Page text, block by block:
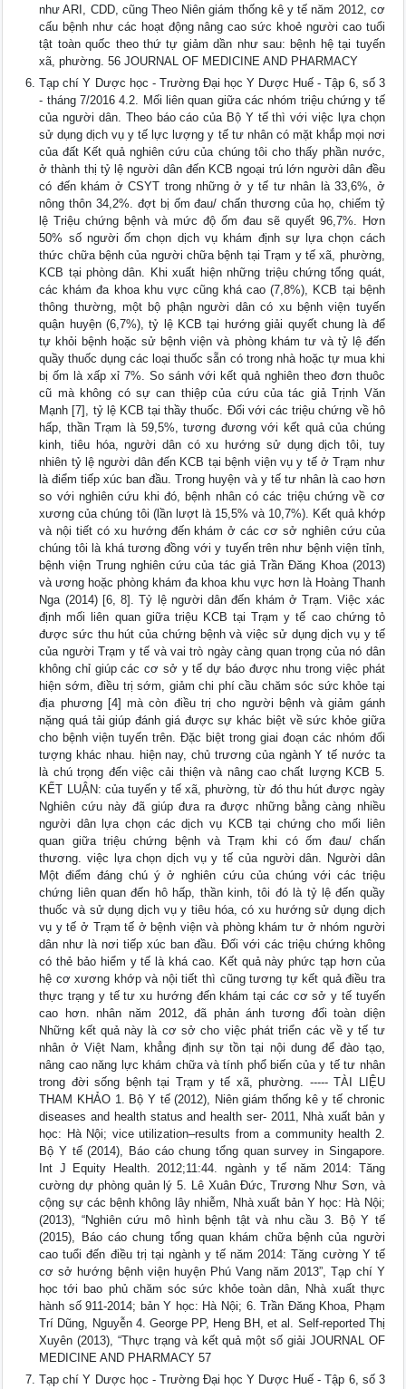
như ARI, CDD, cũng Theo Niên giám thống kê y tế năm 2012, cơ
cấu bệnh như các hoạt động nâng cao sức khoẻ người cao tuổi
tật toàn quốc theo thứ tự giảm dần như sau: bệnh hệ tại tuyến
xã, phường. 56 JOURNAL OF MEDICINE AND PHARMACY
Tạp chí Y Dược học - Trường Đại học Y Dược Huế - Tập 6, số 3
- tháng 7/2016 4.2. Mối liên quan giữa các nhóm triệu chứng y tế
của người dân. Theo báo cáo của Bộ Y tế thì với việc lựa chọn
sử dụng dịch vụ y tế lực lượng y tế tư nhân có mặt khắp mọi nơi
của đất Kết quả nghiên cứu của chúng tôi cho thấy phần nước,
ở thành thị tỷ lệ người dân đến KCB ngoại trú lớn người dân đều
có đến khám ở CSYT trong những ở y tế tư nhân là 33,6%, ở
nông thôn 34,2%. đợt bị ốm đau/ chấn thương của họ, chiếm tỷ
lệ Triệu chứng bệnh và mức độ ốm đau sẽ quyết 96,7%. Hơn
50% số người ốm chọn dịch vụ khám định sự lựa chọn cách
thức chữa bệnh của người chữa bệnh tại Trạm y tế xã, phường,
KCB tại phòng dân. Khi xuất hiện những triệu chứng tổng quát,
các khám đa khoa khu vực cũng khá cao (7,8%), KCB tại bệnh
thông thường, một bộ phận người dân có xu bệnh viện tuyến
quận huyện (6,7%), tỷ lệ KCB tại hướng giải quyết chung là để
tự khỏi bệnh hoặc sử bệnh viện và phòng khám tư và tỷ lệ đến
quầy thuốc dụng các loại thuốc sẵn có trong nhà hoặc tự mua khi
bị ốm là xấp xỉ 7%. So sánh với kết quả nghiên theo đơn thuôc
cũ mà không có sự can thiệp của cứu của tác giả Trịnh Văn
Mạnh [7], tỷ lệ KCB tại thầy thuốc. Đối với các triệu chứng về hô
hấp, thần Trạm là 59,5%, tương đương với kết quả của chúng
kinh, tiêu hóa, người dân có xu hướng sử dụng dịch tôi, tuy
nhiên tỷ lệ người dân đến KCB tại bệnh viện vụ y tế ở Trạm như
là điểm tiếp xúc ban đầu. Trong huyện và y tế tư nhân là cao hơn
so với nghiên cứu khi đó, bệnh nhân có các triệu chứng về cơ
xương của chúng tôi (lần lượt là 15,5% và 10,7%). Kết quả khớp
và nội tiết có xu hướng đến khám ở các cơ sở nghiên cứu của
chúng tôi là khá tương đồng với y tuyến trên như bệnh viện tỉnh,
bệnh viện Trung nghiên cứu của tác giả Trần Đăng Khoa (2013)
và ương hoặc phòng khám đa khoa khu vực hơn là Hoàng Thanh
Nga (2014) [6, 8]. Tỷ lệ người dân đến khám ở Trạm. Việc xác
định mối liên quan giữa triệu KCB tại Trạm y tế cao chứng tỏ
được sức thu hút của chứng bệnh và việc sử dụng dịch vụ y tế
của người Trạm y tế và vai trò ngày càng quan trọng của nó dân
không chỉ giúp các cơ sở y tế dự báo được nhu trong việc phát
hiện sớm, điều trị sớm, giảm chi phí cầu chăm sóc sức khỏe tại
địa phương [4] mà còn điều trị cho người bệnh và giảm gánh
nặng quá tải giúp đánh giá được sự khác biệt về sức khỏe giữa
cho bệnh viện tuyến trên. Đặc biệt trong giai đoạn các nhóm đối
tượng khác nhau. hiện nay, chủ trương của ngành Y tế nước ta
là chú trọng đến việc cải thiện và nâng cao chất lượng KCB 5.
KẾT LUẬN: của tuyến y tế xã, phường, từ đó thu hút được ngày
Nghiên cứu này đã giúp đưa ra được những bằng càng nhiều
người dân lựa chọn các dịch vụ KCB tại chứng cho mối liên
quan giữa triệu chứng bệnh và Trạm khi có ốm đau/ chấn
thương. việc lựa chọn dịch vụ y tế của người dân. Người dân
Một điểm đáng chú ý ở nghiên cứu của chúng với các triệu
chứng liên quan đến hô hấp, thần kinh, tôi đó là tỷ lệ đến quầy
thuốc và sử dụng dịch vụ y tiêu hóa, có xu hướng sử dụng dịch
vụ y tế ở Trạm tế ở bệnh viện và phòng khám tư ở nhóm người
dân như là nơi tiếp xúc ban đầu. Đối với các triệu chứng không
có thẻ bảo hiểm y tế là khá cao. Kết quả này phức tạp hơn của
hệ cơ xương khớp và nội tiết thì cũng tương tự kết quả điều tra
thực trạng y tế tư xu hướng đến khám tại các cơ sở y tế tuyến
cao hơn. nhân năm 2012, đã phản ánh tương đối toàn diện
Những kết quả này là cơ sở cho việc phát triển các về y tế tư
nhân ở Việt Nam, khẳng định sự tồn tại nội dung để đào tạo,
nâng cao năng lực khám chữa và tính phổ biến của y tế tư nhân
trong đời sống bệnh tại Trạm y tế xã, phường. ----- TÀI LIỆU
THAM KHẢO 1. Bộ Y tế (2012), Niên giám thống kê y tế chronic
diseases and health status and health ser- 2011, Nhà xuất bản y
học: Hà Nội; vice utilization–results from a community health 2.
Bộ Y tế (2014), Báo cáo chung tổng quan survey in Singapore.
Int J Equity Health. 2012;11:44. ngành y tế năm 2014: Tăng
cường dự phòng quản lý 5. Lê Xuân Đức, Trương Như Sơn, và
cộng sự các bệnh không lây nhiễm, Nhà xuất bản Y học: Hà Nội;
(2013), “Nghiên cứu mô hình bệnh tật và nhu cầu 3. Bộ Y tế
(2015), Báo cáo chung tổng quan khám chữa bệnh của người
cao tuổi đến điều trị tại ngành y tế năm 2014: Tăng cường Y tế
cơ sở hướng bệnh viện huyện Phú Vang năm 2013”, Tạp chí Y
học tới bao phủ chăm sóc sức khỏe toàn dân, Nhà xuất thực
hành số 911-2014; bản Y học: Hà Nội; 6. Trần Đăng Khoa, Phạm
Trí Dũng, Nguyễn 4. George PP, Heng BH, et al. Self-reported Thị
Xuyên (2013), “Thực trạng và kết quả một số giải JOURNAL OF
MEDICINE AND PHARMACY 57
Tạp chí Y Dược học - Trường Đại học Y Dược Huế - Tập 6, số 3